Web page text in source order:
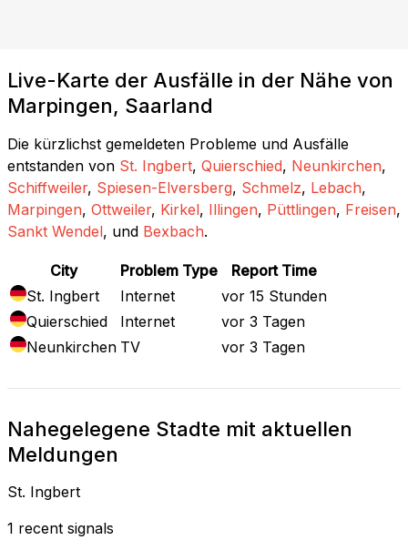
Live-Karte der Ausfälle in der Nähe von
Marpingen, Saarland
Die kürzlichst gemeldeten Probleme und Ausfälle
entstanden von St. Ingbert, Quierschied, Neunkirchen,
Schiffweiler, Spiesen-Elversberg, Schmelz, Lebach,
Marpingen, Ottweiler, Kirkel, Illingen, Püttlingen, Freisen,
Sankt Wendel, und Bexbach.
City Problem Type
Report Time
St. Ingbert
Internet
vor 15 Stunden
Quierschied
Internet
vor 3 Tagen
Neunkirchen TV vor 3 Tagen
Nahegelegene Stadte mit aktuellen
Meldungen
St. Ingbert
1 recent signals